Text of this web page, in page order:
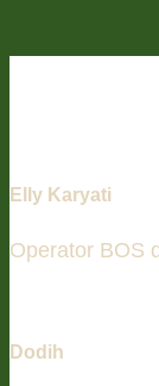
Elly Karyati
Operator BOS
Dodih